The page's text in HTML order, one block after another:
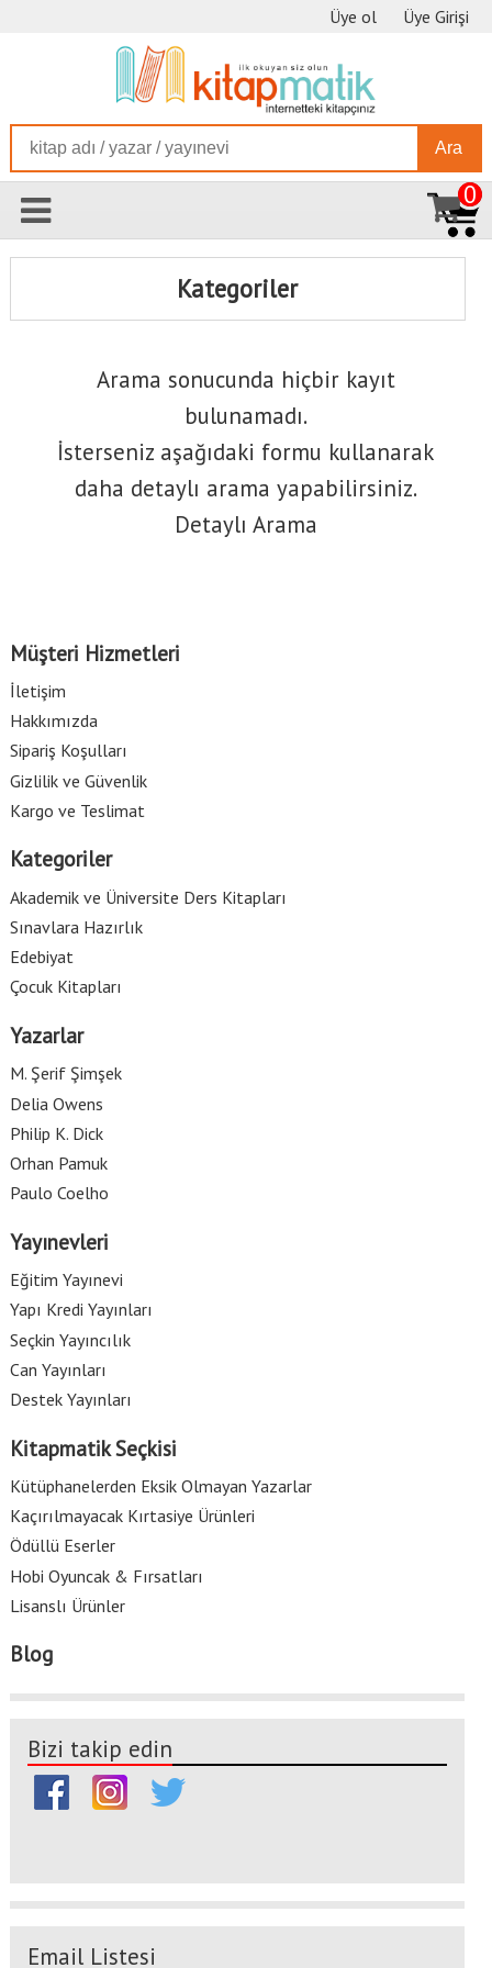
Üye ol Üye Girişi
Ara
0
Kategoriler
Arama sonucunda hiçbir kayıt
bulunamadı.
İsterseniz aşağıdaki formu kullanarak
daha detaylı arama yapabilirsiniz.
Detaylı Arama
Müşteri Hizmetleri
İletişim
Hakkımızda
Sipariş Koşulları
Gizlilik ve Güvenlik
Kargo ve Teslimat
Kategoriler
Akademik ve Üniversite Ders Kitapları
Sınavlara Hazırlık
Edebiyat
Çocuk Kitapları
Yazarlar
M. Şerif Şimşek
Delia Owens
Philip K. Dick
Orhan Pamuk
Paulo Coelho
Yayınevleri
Eğitim Yayınevi
Yapı Kredi Yayınları
Seçkin Yayıncılık
Can Yayınları
Destek Yayınları
Kitapmatik Seçkisi
Kütüphanelerden Eksik Olmayan Yazarlar
Kaçırılmayacak Kırtasiye Ürünleri
Ödüllü Eserler
Hobi Oyuncak & Fırsatları
Lisanslı Ürünler
Blog
Bizi takip edin
Email Listesi